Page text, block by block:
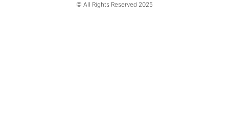
© All Rights Reserved 2025